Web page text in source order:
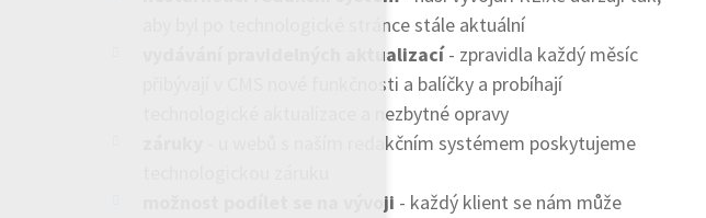
aby byl po technologické stránce stále aktuální
vydávání pravidelných aktualizací- zpravidla každý měsíc
přibývají v CMS nové funkčnosti a balíčky a probíhají
technologické aktualizace a nezbytné opravy
- u webů s naším redakčním systémem poskytujeme
možnost podílet se na vývoji - každý klient se nám může